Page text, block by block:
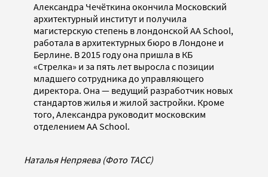
Александра Чечёткина окончила Московский
архитектурный институт и получила
магистерскую степень в лондонской AA School,
работала в архитектурных бюро в Лондоне и
Берлине. В 2015 году она пришла в КБ
«Стрелка» и за пять лет выросла с позиции
младшего сотрудника до управляющего
директора. Она — ведущий разработчик новых
стандартов жилья и жилой застройки. Кроме
того, Александра руководит московским
отделением AA School.
Наталья Непряева (Фото ТАСС)